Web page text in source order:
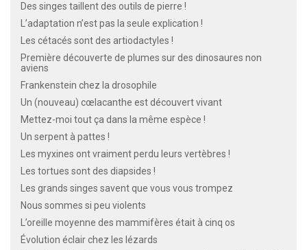
Des singes taillent des outils de pierre !
L’adaptation n’est pas la seule explication !
Les cétacés sont des artiodactyles !
Première découverte de plumes sur des dinosaures non
aviens
Frankenstein chez la drosophile
Un (nouveau) cœlacanthe est découvert vivant
Mettez-moi tout ça dans la même espèce !
Un serpent à pattes !
Les myxines ont vraiment perdu leurs vertèbres !
Les tortues sont des diapsides !
Les grands singes savent que vous vous trompez
Nous sommes si peu violents
L’oreille moyenne des mammifères était à cinq os
Évolution éclair chez les lézards